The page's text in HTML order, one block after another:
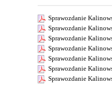
Sprawozdanie
Sprawozdanie
Sprawozdanie
Sprawozdanie
Sprawozdanie
Sprawozdanie
Sprawozdanie